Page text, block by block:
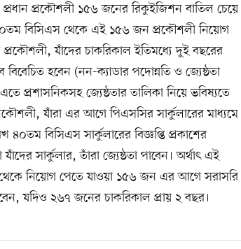
প্রধান প্রকৌশলী ১৫৬ জনের রিকুইজিশন বাতিল চেয়ে
৪০তম বিসিএস থেকে এই ১৫৬ জন প্রকৌশলী নিয়োগ
যাঁদের চাকরিকাল ইতিমধ্যে দুই বছরের
হবেন (নন-ক্যাডার পদোন্নতি ও জ্যেষ্ঠতা
প্রশাসনিকসহ জ্যেষ্ঠতার তালিকা নিয়ে ভবিষ্যতে
যাঁরা এর আগে পিএসসির সার্কুলারের মাধ্যমে
৪০তম বিসিএস সার্কুলারের বিজ্ঞপ্তি প্রকাশের
সার্কুলার, তাঁরা জ্যেষ্ঠতা পাবেন। অর্থাৎ এই
নিয়োগ পেতে যাওয়া ১৫৬ জন এর আগে সরাসরি
যদিও ২৬৭ জনের চাকরিকাল প্রায় ২ বছর।